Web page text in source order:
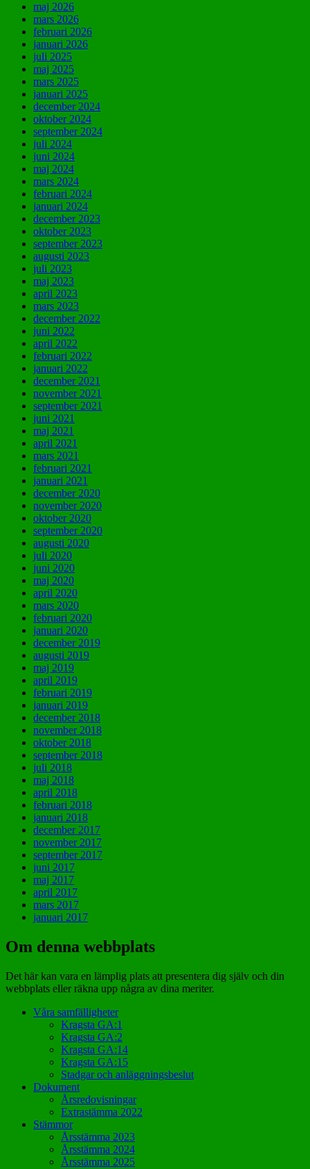
maj 2026
mars 2026
februari 2026
januari 2026
juli 2025
maj 2025
mars 2025
januari 2025
december 2024
oktober 2024
september 2024
juli 2024
juni 2024
maj 2024
mars 2024
februari 2024
januari 2024
december 2023
oktober 2023
september 2023
augusti 2023
juli 2023
maj 2023
april 2023
mars 2023
december 2022
juni 2022
april 2022
februari 2022
januari 2022
december 2021
november 2021
september 2021
juni 2021
maj 2021
april 2021
mars 2021
februari 2021
januari 2021
december 2020
november 2020
oktober 2020
september 2020
augusti 2020
juli 2020
juni 2020
maj 2020
april 2020
mars 2020
februari 2020
januari 2020
december 2019
augusti 2019
maj 2019
april 2019
februari 2019
januari 2019
december 2018
november 2018
oktober 2018
september 2018
juli 2018
maj 2018
april 2018
februari 2018
januari 2018
december 2017
november 2017
september 2017
juni 2017
maj 2017
april 2017
mars 2017
januari 2017
Om denna webbplats
Det här kan vara en lämplig plats att presentera dig själv och din
webbplats eller räkna upp några av dina meriter.
Våra samfälligheter
Kragsta GA:1
Kragsta GA:2
Kragsta GA:14
Kragsta GA:15
Stadgar och anläggningsbeslut
Dokument
Årsredovisningar
Extrastämma 2022
Stämmor
Årsstämma 2023
Årsstämma 2024
Årsstämma 2025